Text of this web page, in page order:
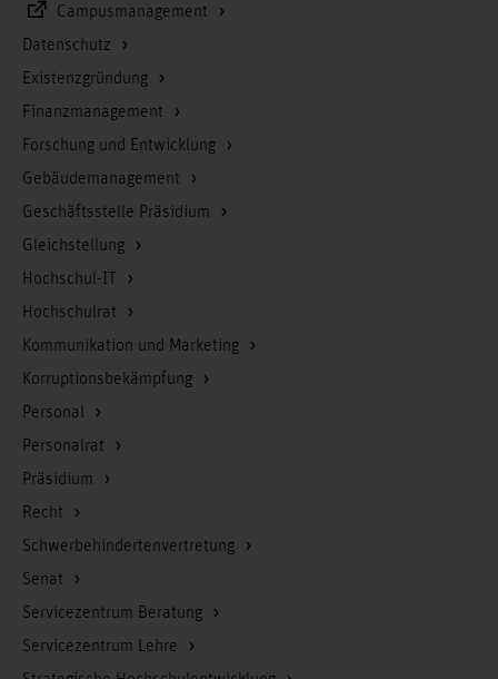
Campusmanagement
Datenschutz
Existenzgründung
Finanzmanagement
Forschung und Entwicklung
Gebäudemanagement
Geschäftsstelle Präsidium
Gleichstellung
Hochschul-IT
Hochschulrat
Kommunikation und Marketing
Korruptionsbekämpfung
Personal
Personalrat
Präsidium
Recht
Schwerbehindertenvertretung
Senat
Servicezentrum Beratung
Servicezentrum Lehre